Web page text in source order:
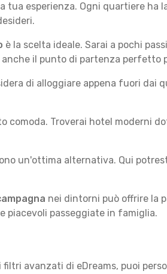
esperienza. Ogni quartiere ha
è la scelta ideale. Sarai a pochi
il punto di partenza perfetto
di alloggiare appena fuori dai
comoda. Troverai hotel moderni
un'ottima alternativa. Qui
nei dintorni può offrire la
piacevoli passeggiate in famiglia.
avanzati di eDreams, puoi